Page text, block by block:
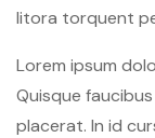
litora torquent
Lorem ipsum
Quisque
placerat. In id